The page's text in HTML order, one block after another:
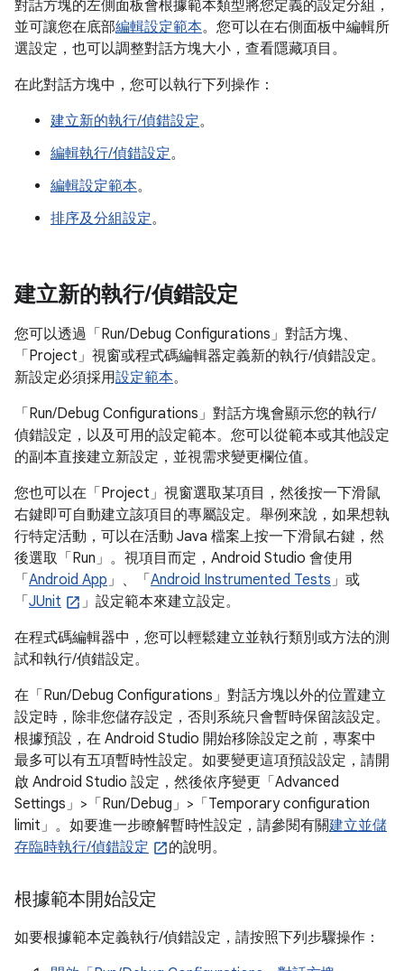
對話方塊的左側面板會根據範本類型將您定義的設定分組，
並可讓您在底部編輯設定範本。您可以在右側面板中編輯所
選設定，也可以調整對話方塊大小，查看隱藏項目。
在此對話方塊中，您可以執行下列操作：
建立新的執行/偵錯設定。
編輯執行/偵錯設定。
編輯設定範本。
排序及分組設定。
建立新的執行/偵錯設定
您可以透過「Run/Debug Configurations」 對話方塊、
「Project」 視窗或程式碼編輯器定義新的執行/偵錯設定。
新設定必須採用設定範本。
「Run/Debug Configurations」對話方塊會顯示您的執行/
偵錯設定，以及可用的設定範本。您可以從範本或其他設定
的副本直接建立新設定，並視需求變更欄位值。
您也可以在「Project」 視窗選取某項目，然後按一下滑鼠
右鍵即可自動建立該項目的專屬設定。舉例來說，如果想執
行特定活動，可以在活動 Java 檔案上按一下滑鼠右鍵，然
後選取「Run」 。視項目而定，Android Studio 會使用
「Android App 」、「Android Instrumented Tests 」或
「JUnit
」設定範本來建立設定。
在程式碼編輯器中，您可以輕鬆建立並執行類別或方法的測
試和執行/偵錯設定。
在「Run/Debug Configurations」 對話方塊以外的位置建立
設定時，除非您儲存設定，否則系統只會暫時保留該設定。
根據預設，在 Android Studio 開始移除設定之前，專案中
最多可以有五項暫時性設定。如要變更這項預設設定，請開
啟 Android Studio 設定，然後依序變更「Advanced
Settings」>「Run/Debug」>「Temporary configuration
limit」 。如要進一步瞭解暫時性設定，請參閱有關建立並儲
存臨時執行/偵錯設定
的說明。
根據範本開始設定
如要根據範本定義執行/偵錯設定，請按照下列步驟操作：